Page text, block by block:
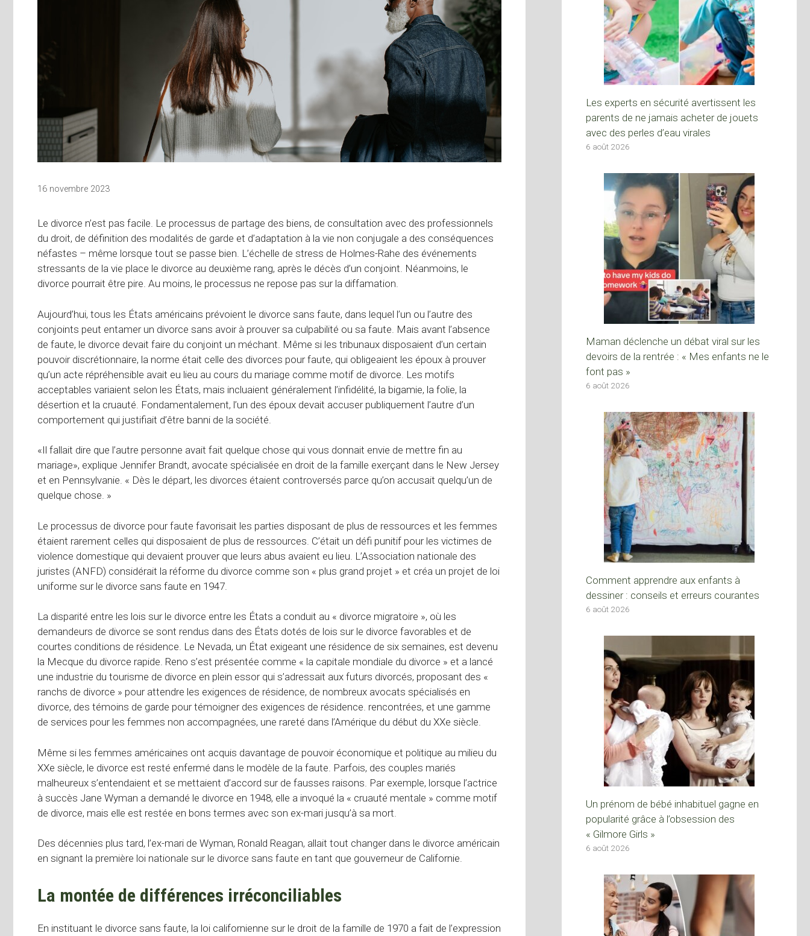
16 novembre 2023
Le divorce n’est pas facile. Le processus de partage des biens, de consultation avec des professionnels
du droit, de définition des modalités de garde et d’adaptation à la vie non conjugale a des conséquences
néfastes – même lorsque tout se passe bien. L’échelle de stress de Holmes-Rahe des événements
stressants de la vie place le divorce au deuxième rang, après le décès d’un conjoint. Néanmoins, le
divorce pourrait être pire. Au moins, le processus ne repose pas sur la diffamation.
Aujourd’hui, tous les États américains prévoient le divorce sans faute, dans lequel l’un ou l’autre des
conjoints peut entamer un divorce sans avoir à prouver sa culpabilité ou sa faute. Mais avant l’absence
de faute, le divorce devait faire du conjoint un méchant. Même si les tribunaux disposaient d’un certain
pouvoir discrétionnaire, la norme était celle des divorces pour faute, qui obligeaient les époux à prouver
qu’un acte répréhensible avait eu lieu au cours du mariage comme motif de divorce. Les motifs
acceptables variaient selon les États, mais incluaient généralement l’infidélité, la bigamie, la folie, la
désertion et la cruauté. Fondamentalement, l’un des époux devait accuser publiquement l’autre d’un
comportement qui justifiait d’être banni de la société.
«Il fallait dire que l’autre personne avait fait quelque chose qui vous donnait envie de mettre fin au
mariage», explique Jennifer Brandt, avocate spécialisée en droit de la famille exerçant dans le New Jersey
et en Pennsylvanie. « Dès le départ, les divorces étaient controversés parce qu’on accusait quelqu’un de
quelque chose. »
Le processus de divorce pour faute favorisait les parties disposant de plus de ressources et les femmes
étaient rarement celles qui disposaient de plus de ressources. C’était un défi punitif pour les victimes de
violence domestique qui devaient prouver que leurs abus avaient eu lieu. L’Association nationale des
juristes (ANFD) considérait la réforme du divorce comme son « plus grand projet » et créa un projet de loi
uniforme sur le divorce sans faute en 1947.
La disparité entre les lois sur le divorce entre les États a conduit au « divorce migratoire », où les
demandeurs de divorce se sont rendus dans des États dotés de lois sur le divorce favorables et de
courtes conditions de résidence. Le Nevada, un État exigeant une résidence de six semaines, est devenu
la Mecque du divorce rapide. Reno s’est présentée comme « la capitale mondiale du divorce » et a lancé
une industrie du tourisme de divorce en plein essor qui s’adressait aux futurs divorcés, proposant des «
ranchs de divorce » pour attendre les exigences de résidence, de nombreux avocats spécialisés en
divorce, des témoins de garde pour témoigner des exigences de résidence. rencontrées, et une gamme
de services pour les femmes non accompagnées, une rareté dans l’Amérique du début du XXe siècle.
Même si les femmes américaines ont acquis davantage de pouvoir économique et politique au milieu du
XXe siècle, le divorce est resté enfermé dans le modèle de la faute. Parfois, des couples mariés
malheureux s’entendaient et se mettaient d’accord sur de fausses raisons. Par exemple, lorsque l’actrice
à succès Jane Wyman a demandé le divorce en 1948, elle a invoqué la « cruauté mentale » comme motif
de divorce, mais elle est restée en bons termes avec son ex-mari jusqu’à sa mort.
Des décennies plus tard, l’ex-mari de Wyman, Ronald Reagan, allait tout changer dans le divorce américain
en signant la première loi nationale sur le divorce sans faute en tant que gouverneur de Californie.
La montée de différences irréconciliables
En instituant le divorce sans faute, la loi californienne sur le droit de la famille de 1970 a fait de l’expression
Les experts en sécurité avertissent les
parents de ne jamais acheter de jouets
avec des perles d’eau virales
6 août 2026
Maman déclenche un débat viral sur les
devoirs de la rentrée : « Mes enfants ne le
font pas »
6 août 2026
Comment apprendre aux enfants à
dessiner : conseils et erreurs courantes
6 août 2026
Un prénom de bébé inhabituel gagne en
popularité grâce à l’obsession des
« Gilmore Girls »
6 août 2026